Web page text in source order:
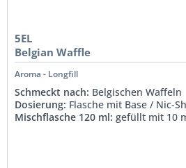
5EL
Belgian Waffle
Aroma - Longfill
Schmeckt nach: Belgischen Waffeln
Dosierung: Flasche mit Base / Nic-
Mischflasche 120 ml: gefüllt mit 10